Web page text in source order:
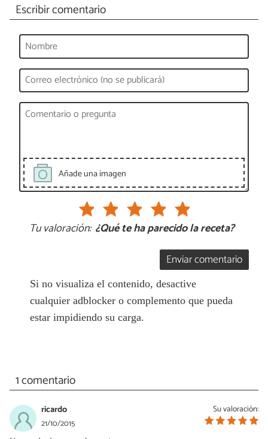
Escribir comentario
Añade una imagen
Tu valoración: ¿Qué te ha parecido la receta?
Enviar comentario
Si no visualiza el contenido, desactive
cualquier adblocker o complemento que pueda
estar impidiendo su carga.
1 comentario
Su valoración:
ricardo
21/10/2015